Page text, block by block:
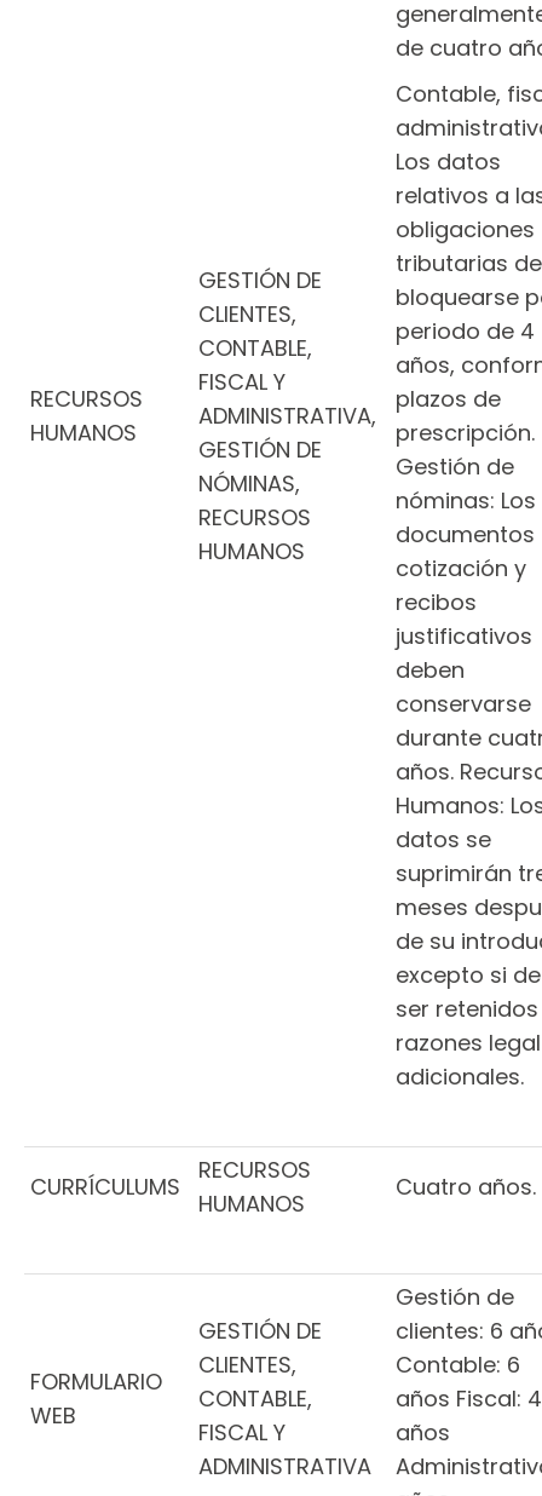
RECURSOS
HUMANOS
GESTIÓN DE
CLIENTES,
CONTABLE,
FISCAL Y
ADMINISTRATIVA,
GESTIÓN DE
NÓMINAS,
RECURSOS
HUMANOS
de cuatro
Contable,
Los datos
relativos a
obligaciones
tributarias
bloquearse
periodo de 4
años,
plazos de
prescripción.
Gestión de
nóminas: Los
documentos
cotización y
recibos
justificativos
deben
conservarse
durante
años.
Humanos:
datos se
suprimirán
meses
de su
excepto si
ser
razones
adicionales.
CURRÍCULUMS
RECURSOS
HUMANOS
Cuatro años.
FORMULARIO
WEB
GESTIÓN DE
CLIENTES,
CONTABLE,
FISCAL Y
ADMINISTRATIVA
Gestión de
clientes: 6
Contable: 6
años Fiscal: 4
años